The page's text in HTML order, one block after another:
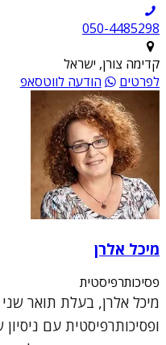
050-4485298
קדימה צורן, ישראל
לפרטים
הודעה לווטסאפ
מיכל אלרן
פסיכותרפיסטית
מיכל אלרן, בעלת תואר